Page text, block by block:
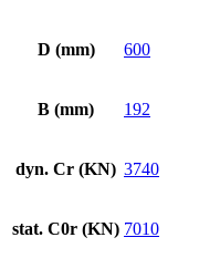
D (mm) 600
B (mm) 192
dyn. Cr (KN) 3740
stat. C0r (KN) 7010